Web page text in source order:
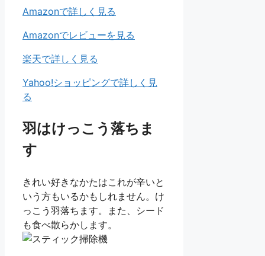
Amazonで詳しく見る
Amazonでレビューを見る
楽天で詳しく見る
Yahoo!ショッピングで詳しく見
る
羽はけっこう落ちま
す
きれい好きなかたはこれが辛いと
いう方もいるかもしれません。け
っこう羽落ちます。また、シード
も食べ散らかします。